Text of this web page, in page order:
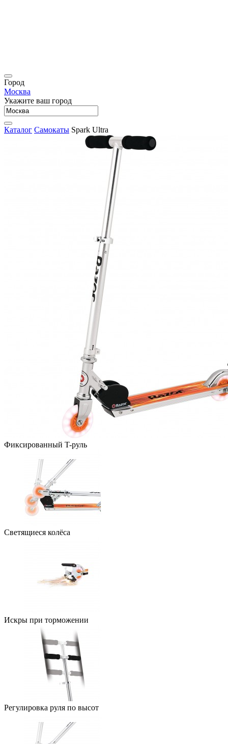
Город
Москва
Укажите ваш город
Каталог Самокаты Spark Ultra
Фиксированный T-руль
Светящиеся колёса
Искры при торможении
Регулировка руля по высот